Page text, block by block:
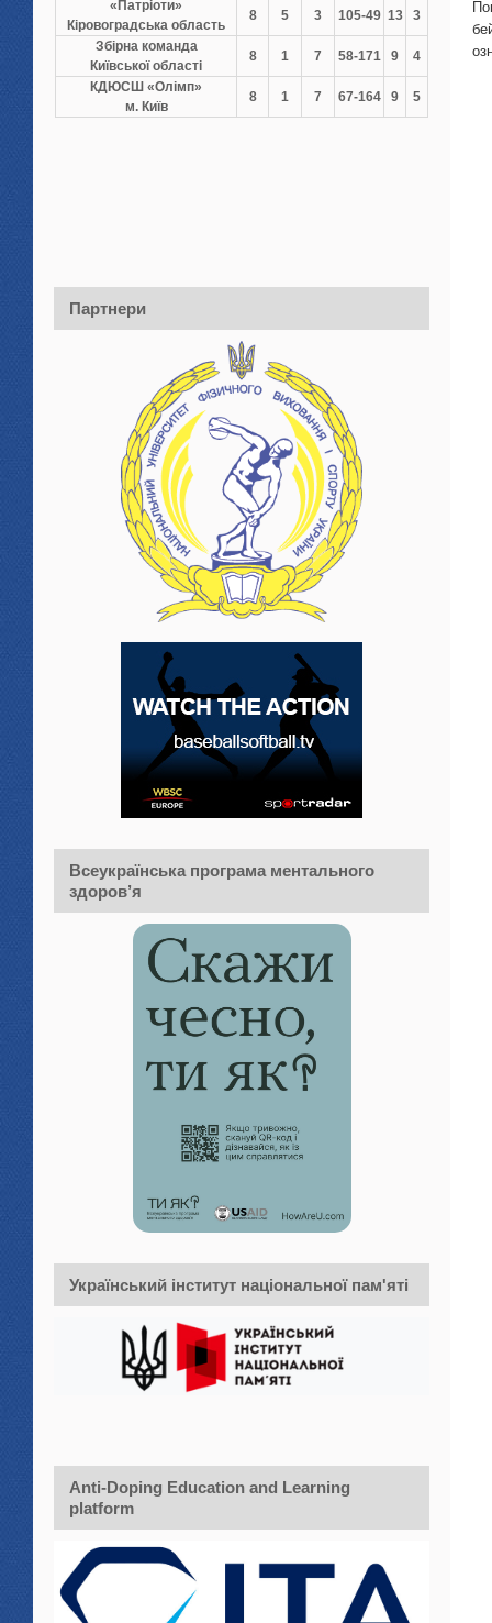
«Патріоти»
Кіровоградська область
8 5 3 105-49 13
3
Збірна команда
Київської області
8 1 7 58-171 9
4
КДЮСШ «Олімп»
м. Київ
8 1 7 67-164 9 5
Партнери
Всеукраїнська програма ментального
здоров’я
Український інститут національної пам'яті
Anti-Doping Education and Learning
platform